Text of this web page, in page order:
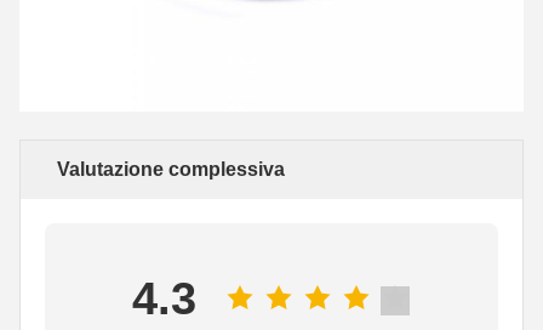
Valutazione complessiva
4.3